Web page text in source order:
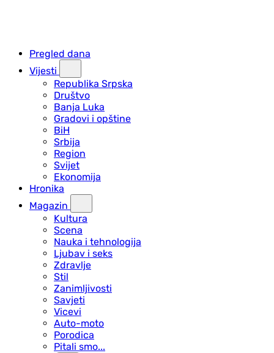
Pregled dana
Vijesti
Republika Srpska
Društvo
Banja Luka
Gradovi i opštine
BiH
Srbija
Region
Svijet
Ekonomija
Hronika
Magazin
Kultura
Scena
Nauka i tehnologija
Ljubav i seks
Zdravlje
Stil
Zanimljivosti
Savjeti
Vicevi
Auto-moto
Porodica
Pitali smo...